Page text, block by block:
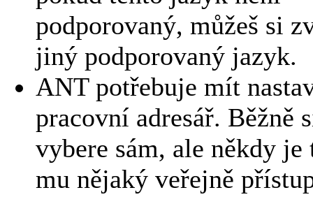
podporovaný, můžeš si
jiný podporovaný jazyk.
ANT potřebuje mít
pracovní adresář. Běžně
vybere sám, ale někdy je
mu nějaký veřejně